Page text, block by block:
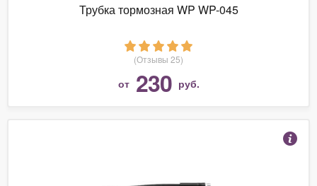
Трубка тормозная WP WP-045
(Отзывы 25)
от 230 руб.